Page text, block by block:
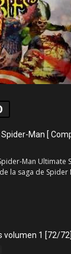
Man [
Man Ultimate
la saga de Spider
volumen 1 [72/